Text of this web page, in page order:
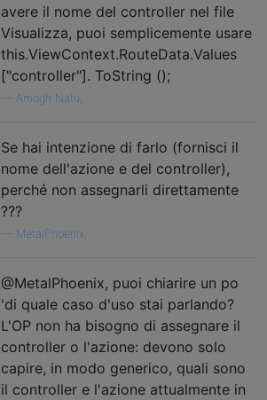
avere il nome del controller nel file
Visualizza, puoi semplicemente usare
this.ViewContext.RouteData.Values ​​
["controller"]. ToString ();
Amogh Natu,
Se hai intenzione di farlo (fornisci il
nome dell'azione e del controller),
perché non assegnarli direttamente
???
MetalPhoenix,
@MetalPhoenix, puoi chiarire un po
'di quale caso d'uso stai parlando?
L'OP non ha bisogno di assegnare il
controller o l'azione: devono solo
capire, in modo generico, quali sono
il controller e l'azione attualmente in